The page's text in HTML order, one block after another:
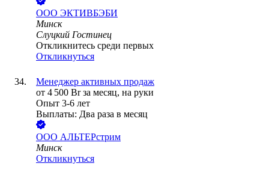
ООО ЭКТИВБЭБИ
Минск
Слуцкий Гостинец
Откликнитесь среди первых
Откликнуться
Менеджер активных продаж
от 4 500 Br за месяц, на руки
Опыт 3-6 лет
Выплаты: Два раза в месяц
ООО АЛЬТЕРстрим
Минск
Откликнуться